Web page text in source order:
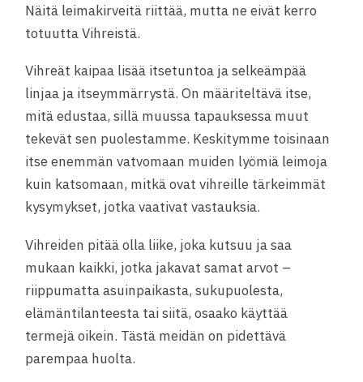
Näitä leimakirveitä riittää, mutta ne eivät kerro
totuutta Vihreistä.
Vihreät kaipaa lisää itsetuntoa ja selkeämpää
linjaa ja itseymmärrystä. On määriteltävä itse,
mitä edustaa, sillä muussa tapauksessa muut
tekevät sen puolestamme. Keskitymme toisinaan
itse enemmän vatvomaan muiden lyömiä leimoja
kuin katsomaan, mitkä ovat vihreille tärkeimmät
kysymykset, jotka vaativat vastauksia.
Vihreiden pitää olla liike, joka kutsuu ja saa
mukaan kaikki, jotka jakavat samat arvot –
riippumatta asuinpaikasta, sukupuolesta,
elämäntilanteesta tai siitä, osaako käyttää
termejä oikein. Tästä meidän on pidettävä
parempaa huolta.